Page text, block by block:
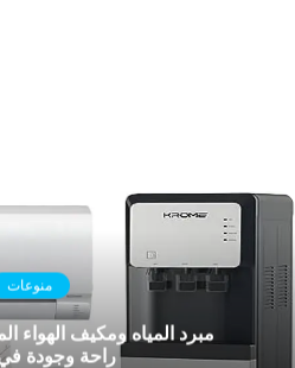
منوعات
مبرد المياه ومكيف الهواء
راحة وجودة